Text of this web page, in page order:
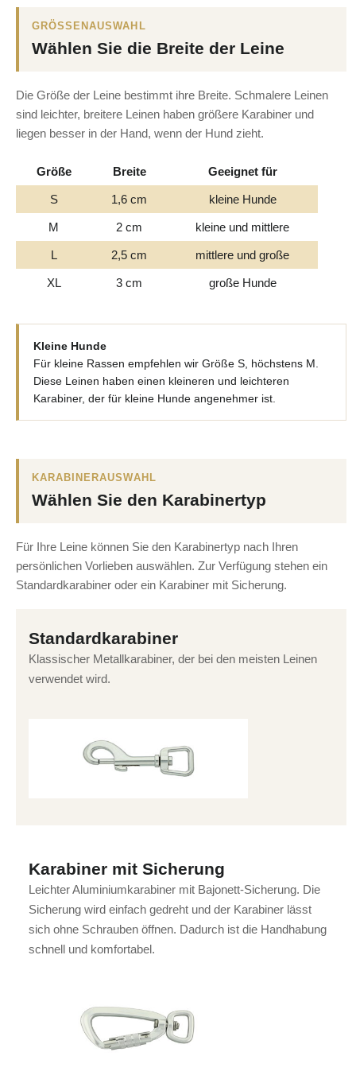
GRÖSSENAUSWAHL
Wählen Sie die Breite der Leine
Die Größe der Leine bestimmt ihre Breite. Schmalere Leinen
sind leichter, breitere Leinen haben größere Karabiner und
liegen besser in der Hand, wenn der Hund zieht.
Größe Breite Geeignet für
S 1,6 cm kleine Hunde
M 2 cm kleine und mittlere
L 2,5 cm mittlere und große
XL 3 cm große Hunde
Kleine Hunde
Für kleine Rassen empfehlen wir Größe S, höchstens M.
Diese Leinen haben einen kleineren und leichteren
Karabiner, der für kleine Hunde angenehmer ist.
KARABINERAUSWAHL
Wählen Sie den Karabinertyp
Für Ihre Leine können Sie den Karabinertyp nach Ihren
persönlichen Vorlieben auswählen. Zur Verfügung stehen ein
Standardkarabiner oder ein Karabiner mit Sicherung.
Standardkarabiner
Klassischer Metallkarabiner, der bei den meisten Leinen
verwendet wird.
Karabiner mit Sicherung
Leichter Aluminiumkarabiner mit Bajonett-Sicherung. Die
Sicherung wird einfach gedreht und der Karabiner lässt
sich ohne Schrauben öffnen. Dadurch ist die Handhabung
schnell und komfortabel.